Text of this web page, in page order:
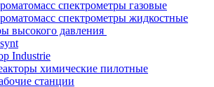
спектрометры газовые
спектрометры жидкостные
высокого давления
Industrie
химические пилотные
станции